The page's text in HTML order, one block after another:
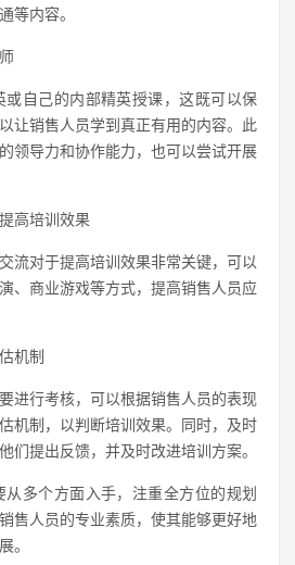
等内容。
或自己的内部精英授课，这既可以保
让销售人员学到真正有用的内容。此
领导力和协作能力，也可以尝试开展
高培训效果
流对于提高培训效果非常关键，可以
、商业游戏等方式，提高销售人员应
机制
进行考核，可以根据销售人员的表现
机制，以判断培训效果。同时，及时
们提出反馈，并及时改进培训方案。
多个方面入手，注重全方位的规划
售人员的专业素质，使其能够更好地
。